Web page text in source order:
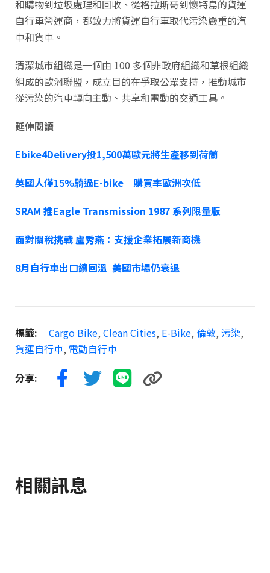
和購物到垃圾處理和回收、從格拉斯哥到懷特島的貨運
自行車營運商，都致力將貨運自行車取代污染嚴重的汽
車和貨車。
清潔城市組織是一個由 100 多個非政府組織和草根組織
組成的歐洲聯盟，成立目的在爭取公眾支持，推動城市
從污染的汽車轉向主動、共享和電動的交通工具。
延伸閱讀
Ebike4Delivery投1,500萬歐元將生產移到荷蘭
英國人僅15%騎過E-bike 購買率歐洲次低
SRAM 推Eagle Transmission 1987 系列限量版
面對關稅挑戰 盧秀燕：支援企業拓展新商機
8月自行車出口續回溫 美國市場仍衰退
標籤: Cargo Bike, Clean Cities, E-Bike, 倫敦, 污染,
貨運自行車, 電動自行車
分享:
相關訊息